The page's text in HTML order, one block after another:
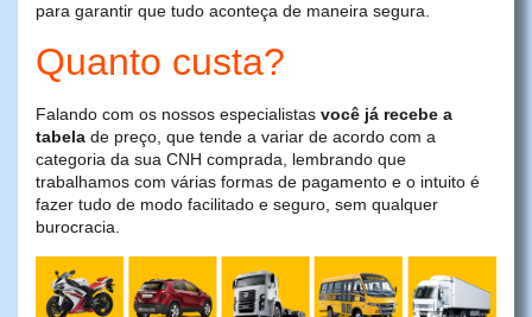
para garantir que tudo aconteça de maneira segura.
Quanto custa?
Falando com os nossos especialistas você já recebe a
tabela de preço, que tende a variar de acordo com a
categoria da sua CNH comprada, lembrando que
trabalhamos com várias formas de pagamento e o intuito é
fazer tudo de modo facilitado e seguro, sem qualquer
burocracia.